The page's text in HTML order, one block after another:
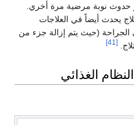
خطر حدوث نوبة مرضية مرة أخري.
يحدث أيضاً في العلاجات
حبث يحدث بنسبة 10 ٪ في الجراحة (حيث يتم إزالة جزء من
[41]
الغذائي